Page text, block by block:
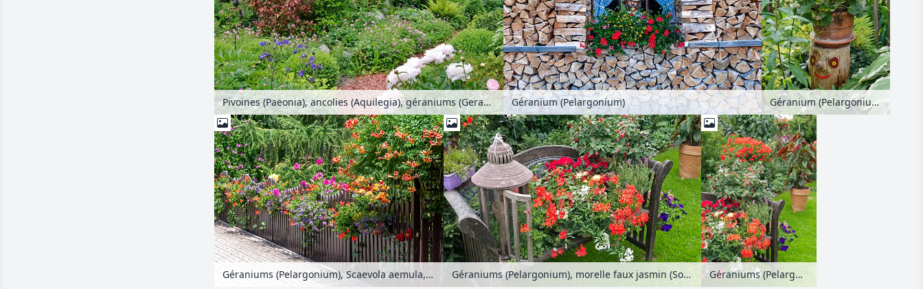
Pivoines (Paeonia), ancolies (Aquilegia), géraniums (Geranium) et renouée des Alpes (Aconogonon alpinum syn. Polygonum alpinum) Géranium (Pelargonium) Géranium (Pelargonium) sur une souche avec un visage peint
Géraniums (Pelargonium), Scaevola aemula, dahlias (Dahlia) et trompette de Virginie (Campsis radicans) Géraniums (Pelargonium), morelle faux jasmin (Solanum jasminoides), bégonias (Begonia), lavandes (Lavandula) et abutilons (Abutilon) Géraniums (Pelargonium), morelle faux jasmin (Solanum jasminoides), bégonias (Begonia), lavandes (Lavandula) et abutilons (Abutilon)